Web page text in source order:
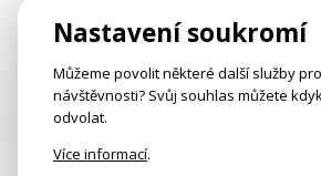
Nastavení soukromí
Můžeme povolit některé další služby
návštěvnosti? Svůj souhlas můžete
odvolat.
Více informací.